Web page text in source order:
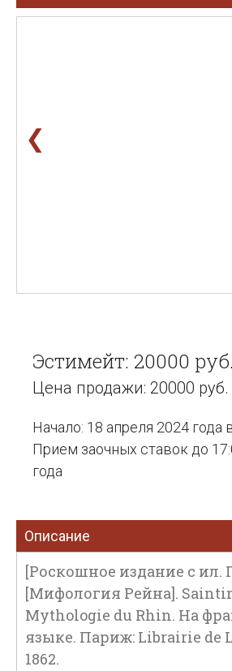
❮
Эстимейт: 20000 руб.
Цена продажи: 20000 руб.
Начало: 18 апреля 2024 года
Прием заочных ставок до
года
Описание
[Роскошное издание с ил.
[Мифология Рейна].
Mythologie du Rhin. На
языке. Париж: Librairie de
1862.